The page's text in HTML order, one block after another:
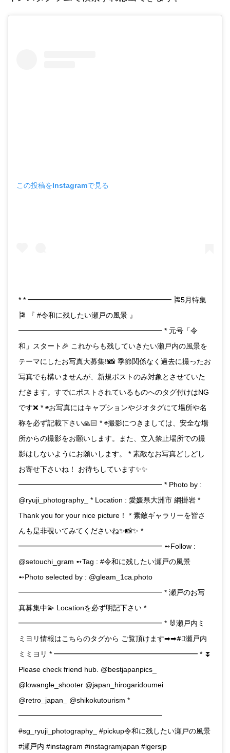
この投稿をInstagramで見る
* * ━━━━━━━━━━━━━━━━━━━━ 🎏5月特集
🎏 『 #令和に残したい瀬戸の風景 』
━━━━━━━━━━━━━━━━━━━━ * 元号「令
和」スタート🎉 これからも残していきたい瀬戸内の風景を
テーマにしたお写真大募集‼📸 季節関係なく過去に撮ったお
写真でも構いませんが、新規ポストのみ対象とさせていた
だきます。すでにポストされているものへのタグ付けはNG
です❌ * ◉お写真にはキャプションやジオタグにて場所や名
称を必ず記載下さい🙏🏻 * ◉撮影につきましては、安全な場
所からの撮影をお願いします。また、立入禁止場所での撮
影はしないようにお願いします。 * 素敵なお写真どしどし
お寄せ下さいね！ お待ちしています✨✨
━━━━━━━━━━━━━━━━━━━━ * Photo by :
@ryuji_photography_ * Location : 愛媛県大洲市 綱掛岩 *
Thank you for your nice picture！ * 素敵ギャラリーを皆さ
んも是非覗いてみてくださいね✨📸✨ *
━━━━━━━━━━━━━━━━━━━━ ➻Follow :
@setouchi_gram ➻Tag : #令和に残したい瀬戸の風景
➻Photo selected by : @gleam_1ca.photo
━━━━━━━━━━━━━━━━━━━━ * 瀬戸のお写
真募集中💫 Locationを必ず明記下さい *
━━━━━━━━━━━━━━━━━━━━ * 🐰瀬戸内ミ
ミヨリ情報はこちらのタグから ご覧頂けます➡︎➡︎#⃣瀬戸内
ミミヨリ * ━━━━━━━━━━━━━━━━━━━━ * ⏬
Please check friend hub. @bestjapanpics_
@lowangle_shooter @japan_hirogaridoumei
@retro_japan_ @shikokutourism *
━━━━━━━━━━━━━━━━━━━━
#sg_ryuji_photography_ #pickup令和に残したい瀬戸の風景
#瀬戸内 #instagram #instagramjapan #igersjp